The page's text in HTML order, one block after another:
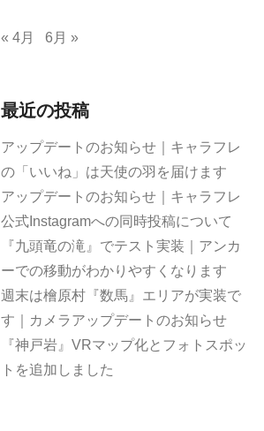
« 4月 6月 »
最近の投稿
アップデートのお知らせ｜キャラフレ
の「いいね」は天使の羽を届けます
アップデートのお知らせ｜キャラフレ
公式Instagramへの同時投稿について
『九頭竜の滝』でテスト実装｜アンカ
ーでの移動がわかりやすくなります
週末は檜原村『数馬』エリアが実装で
す｜カメラアップデートのお知らせ
『神戸岩』VRマップ化とフォトスポッ
トを追加しました